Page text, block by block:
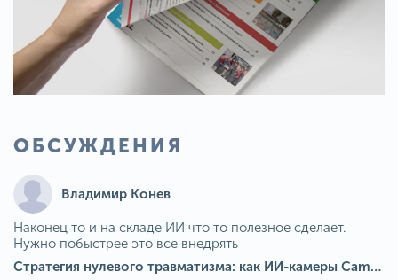
ОБСУЖДЕНИЯ
Владимир Конев
Наконец то и на складе ИИ что то полезное сделает.
Нужно побыстрее это все внедрять
Стратегия нулевого травматизма: как ИИ-камеры Camkord снижают риск наезда на пешехода при работе на погрузчике